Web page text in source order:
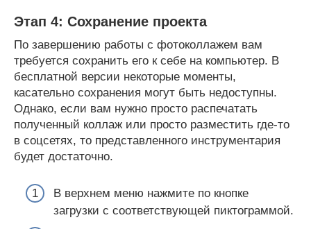
Этап 4: Сохранение проекта
По завершению работы с фотоколлажем вам
требуется сохранить его к себе на компьютер. В
бесплатной версии некоторые моменты,
касательно сохранения могут быть недоступны.
Однако, если вам нужно просто распечатать
полученный коллаж или просто разместить где-то
в соцсетях, то представленного инструментария
будет достаточно.
В верхнем меню нажмите по кнопке
загрузки с соответствующей пиктограммой.